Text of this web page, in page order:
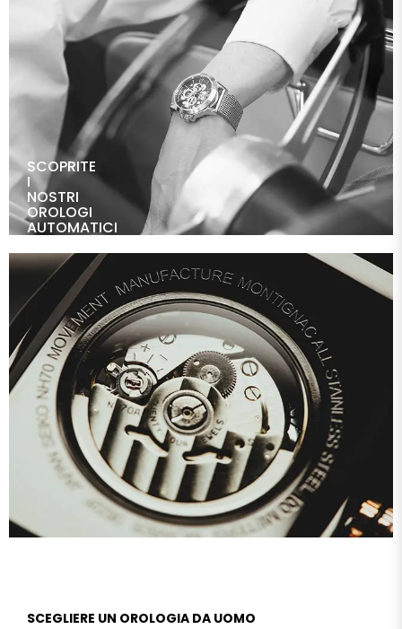
SCOPRITE
I
NOSTRI
OROLOGI
AUTOMATICI
SCEGLIERE UN OROLOGIA DA UOMO